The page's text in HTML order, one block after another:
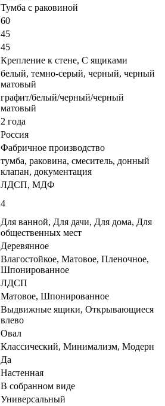
Тумба с раковиной
60
45
45
Крепление к стене, С ящиками
белый, темно-серый, черный, черный
матовый
графит/белый/черный/черный
матовый
2 года
Россия
Фабричное производство
тумба, раковина, смеситель, донный
клапан, документация
ЛДСП, МДФ
4
Для ванной, Для дачи, Для дома, Для
общественных мест
Деревянное
Влагостойкое, Матовое, Пленочное,
Шпонированное
ЛДСП
Матовое, Шпонированное
Выдвижные ящики, Открывающиеся
влево
Овал
Классический, Минимализм, Модерн
Да
Настенная
В собранном виде
Универсальный